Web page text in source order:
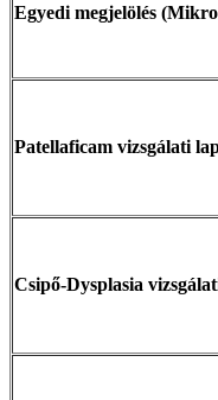
Egyedi megjelölés
Patellaficam vizsgálati
Csipő-Dysplasia